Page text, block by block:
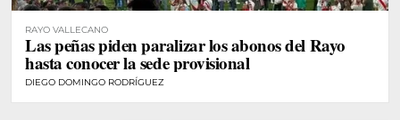
RAYO VALLECANO
Las peñas piden paralizar los abonos del Rayo
hasta conocer la sede provisional
DIEGO DOMINGO RODRÍGUEZ